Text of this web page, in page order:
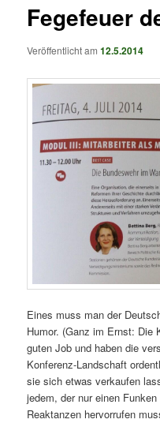
Fegefeuer
Veröffentlicht am12.5.2014
Eines muss man der
Humor. (Ganz im Ernst: Die
guten Job und haben die
Konferenz-Landschaft
sie sich etwas verkaufen
jedem, der nur einen
Reaktanzen hervorrufen